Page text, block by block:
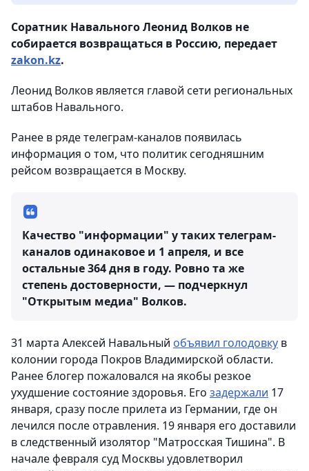
Соратник Навального Леонид Волков не
собирается возвращаться в Россию, передает
zakon.kz.
Леонид Волков является главой сети региональных
штабов Навального.
Ранее в ряде телеграм-каналов появилась
информация о том, что политик сегодняшним
рейсом возвращается в Москву.
Качество "информации" у таких телеграм-
каналов одинаковое и 1 апреля, и все
остальные 364 дня в году. Ровно та же
степень достоверности, — подчеркнул
"Открытым медиа" Волков.
31 марта Алексей Навальный объявил голодовку в
колонии города Покров Владимирской области.
Ранее блогер пожаловался на якобы резкое
ухудшение состояние здоровья. Его задержали 17
января, сразу после прилета из Германии, где он
лечился после отравления. 19 января его доставили
в следственный изолятор "Матросская Тишина". В
начале февраля суд Москвы удовлетворил